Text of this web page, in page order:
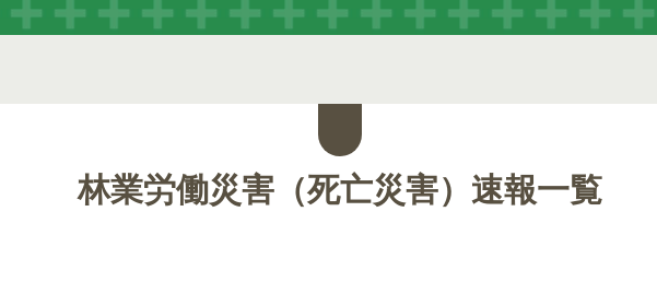
林業労働災害（死亡災害）速報一覧